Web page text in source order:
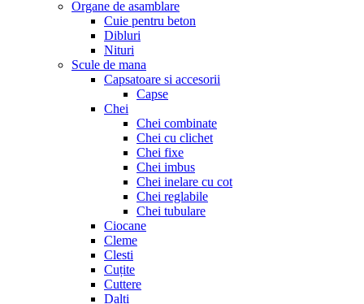
Organe de asamblare
Cuie pentru beton
Dibluri
Nituri
Scule de mana
Capsatoare si accesorii
Capse
Chei
Chei combinate
Chei cu clichet
Chei fixe
Chei imbus
Chei inelare cu cot
Chei reglabile
Chei tubulare
Ciocane
Cleme
Clesti
Cuțite
Cuttere
Dalti